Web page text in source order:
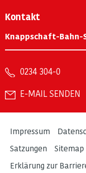
Kontakt
Knappschaft-Bahn-
0234 304-0
E-MAIL SENDEN
Impressum
Satzungen
Sitemap
Erklärung zur